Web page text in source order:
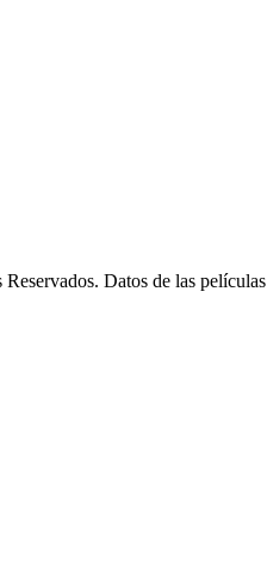
Datos de las